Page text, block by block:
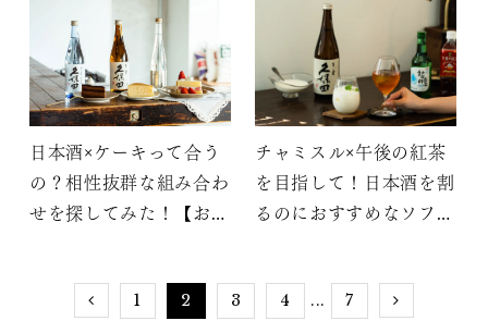
日本酒×ケーキって合う
の？相性抜群な組み合わ
せを探してみた！【おす
チャミスル×午後の紅茶
を目指して！日本酒を割
るのにおすすめなソフト
1 2 3 4 ... 7